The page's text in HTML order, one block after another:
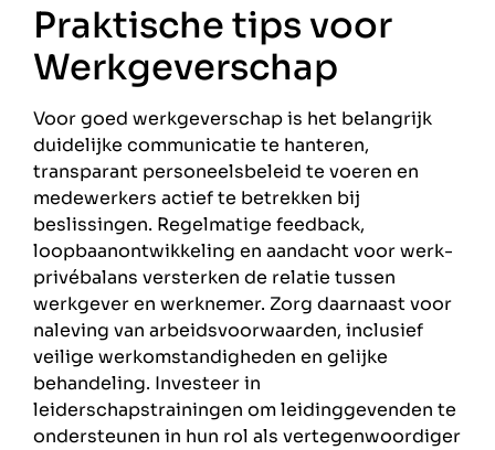
Praktische tips voor
Werkgeverschap
Voor goed werkgeverschap is het belangrijk
duidelijke communicatie te hanteren,
transparant personeelsbeleid te voeren en
medewerkers actief te betrekken bij
beslissingen. Regelmatige feedback,
loopbaanontwikkeling en aandacht voor werk-
privébalans versterken de relatie tussen
werkgever en werknemer. Zorg daarnaast voor
naleving van arbeidsvoorwaarden, inclusief
veilige werkomstandigheden en gelijke
behandeling. Investeer in
leiderschapstrainingen om leidinggevenden te
ondersteunen in hun rol als vertegenwoordiger